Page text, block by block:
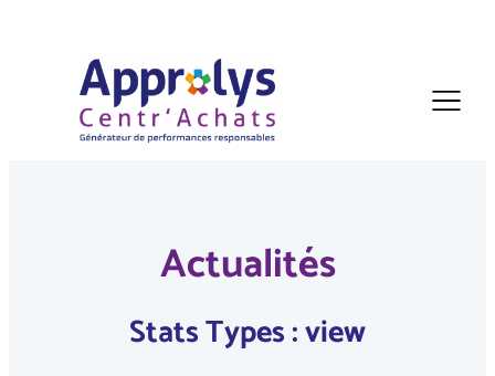
Actualités
Stats Types :view